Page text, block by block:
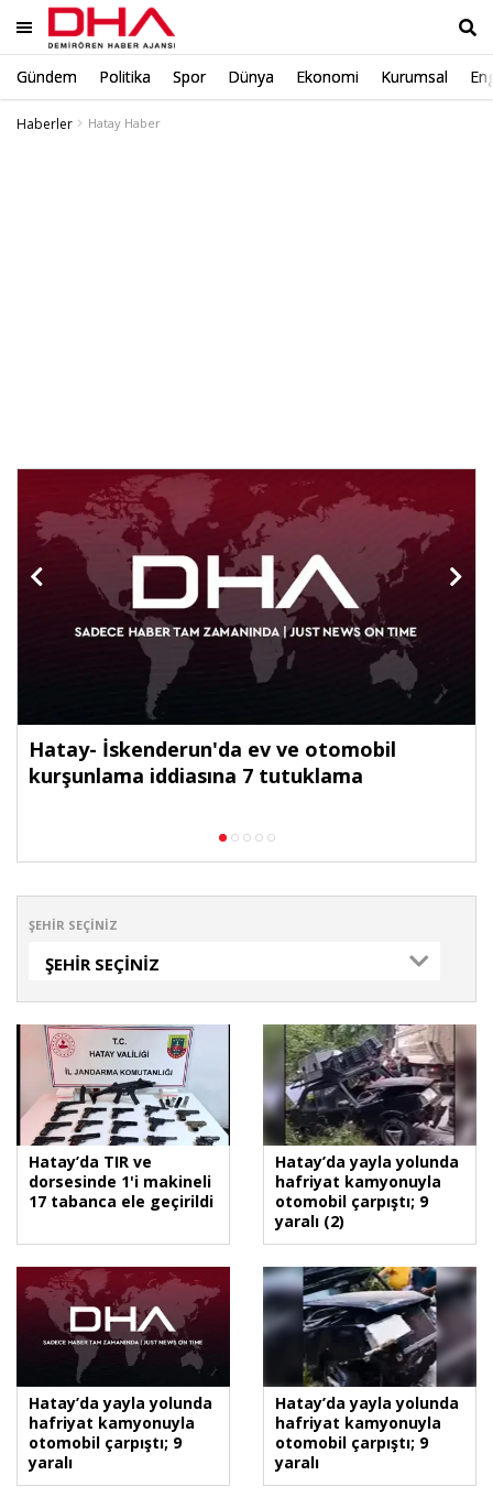
Gündem Politika Spor Dünya Ekonomi Kurumsal
Haberler
Hatay Haber
Hatay- İskenderun'da ev ve otomobil
kurşunlama iddiasına 7 tutuklama
ŞEHIR SEÇINIZ
ŞEHIR SEÇINIZ
Hatay’da TIR ve
dorsesinde 1'i makineli
17 tabanca ele geçirildi
Hatay’da yayla yolunda
hafriyat kamyonuyla
otomobil çarpıştı; 9
yaralı (2)
Hatay’da yayla yolunda
hafriyat kamyonuyla
otomobil çarpıştı; 9
yaralı
Hatay’da yayla yolunda
hafriyat kamyonuyla
otomobil çarpıştı; 9
yaralı